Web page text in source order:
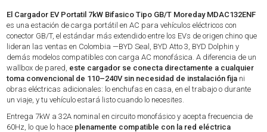
El Cargador EV Portatil 7kW Bifasico Tipo GB/T Moreday MDAC132ENF
es una estación de carga portátil en AC para vehículos eléctricos con
conector GB/T, el estándar más extendido entre los EVs de origen chino que
lideran las ventas en Colombia —BYD Seal, BYD Atto 3, BYD Dolphin y
demás modelos compatibles con carga AC monofásica. A diferencia de un
wallbox de pared, este cargador se conecta directamente a cualquier
toma convencional de 110–240V sin necesidad de instalación fija ni
obras eléctricas adicionales: lo enchufas en casa, en el trabajo o durante
un viaje, y tu vehículo estará listo cuando lo necesites.
Entrega 7kW a 32A nominal en circuito monofásico y acepta frecuencia de
60Hz, lo que lo hace plenamente compatible con la red eléctrica